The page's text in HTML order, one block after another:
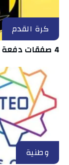
كرة القدم
4 صفقات دفعة واحدة في اتحاد بن قردان
وطنية